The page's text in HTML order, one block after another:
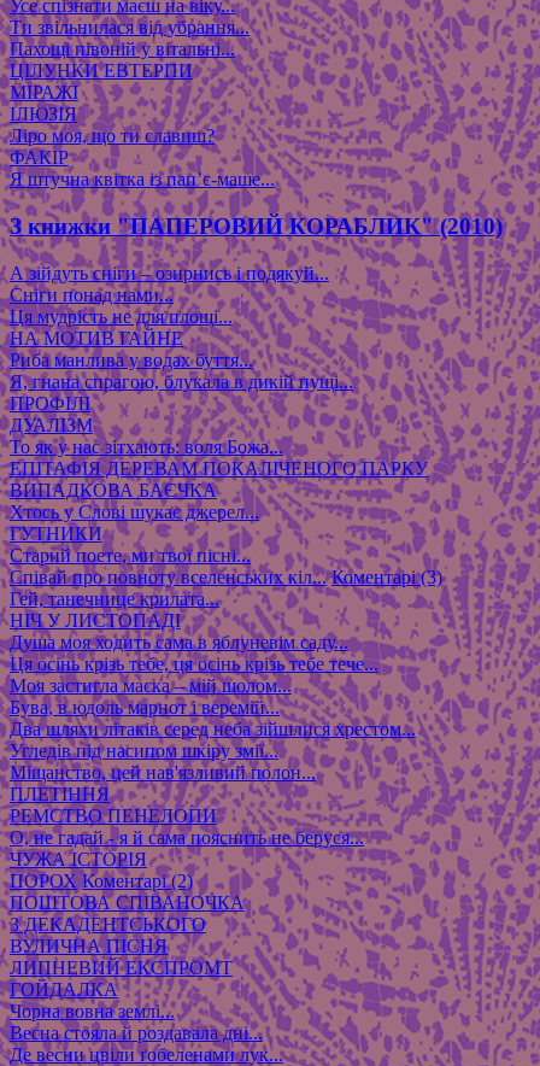
Усе спізнати маєш на віку...
Ти звільнилася від убрання...
Пахощі півоній у вітальні...
ЦІЛУНКИ ЕВТЕРПИ
МІРАЖІ
ІЛЮЗІЯ
Ліро моя, що ти славиш?
ФАКІР
Я штучна квітка із пап’є-маше...
З книжки "ПАПЕРОВИЙ КОРАБЛИК" (2010)
А зійдуть сніги – озирнись і подякуй...
Сніги понад нами...
Ця мудрість не для площі...
НА МОТИВ ГАЙНЕ
Риба манлива у водах буття...
Я, гнана спрагою, блукала в дикій пущі...
ПРОФІЛІ
ДУАЛІЗМ
То як у нас зітхають: воля Божа...
ЕПІТАФІЯ ДЕРЕВАМ ПОКАЛІЧЕНОГО ПАРКУ
ВИПАДКОВА БАЄЧКА
Хтось у Слові шукає джерел...
ГУТНИКИ
Старий поете, ми твої пісні...
Співай про повноту вселенських кіл... Коментарі (3)
Гей, танечнице крилата...
НІЧ У ЛИСТОПАДІ
Душа моя ходить сама в яблуневім саду...
Ця осінь крізь тебе, ця осінь крізь тебе тече...
Моя застигла маска – мій шолом...
Бува, в юдоль марнот і веремій...
Два шляхи літаків серед неба зійшлися хрестом...
Угледів під насипом шкіру змії...
Міщанство, цей нав'язливий полон...
ПЛЕТІННЯ
РЕМСТВО ПЕНЕЛОПИ
О, не гадай - я й сама пояснить не беруся...
ЧУЖА ІСТОРІЯ
ПОРОХ Коментарі (2)
ПОШТОВА СПІВАНОЧКА
З ДЕКАДЕНТСЬКОГО
ВУЛИЧНА ПІСНЯ
ЛИПНЕВИЙ ЕКСПРОМТ
ГОЙДАЛКА
Чорна вовна землі...
Весна стояла й роздавала дні...
Де весни цвіли ґобеленами лук...